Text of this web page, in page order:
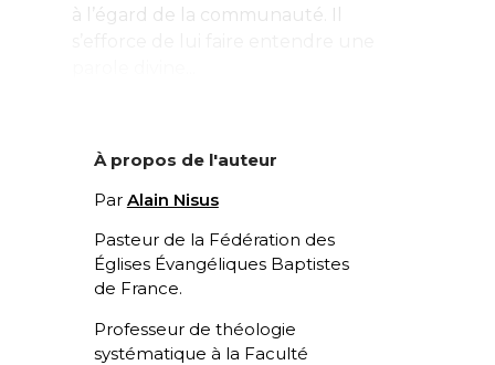
à l’égard de la communauté. Il
À propos de l'auteur
Par Alain Nisus
Pasteur de la Fédération des
Églises Évangéliques Baptistes
de France.
Professeur de théologie
systématique à la Faculté